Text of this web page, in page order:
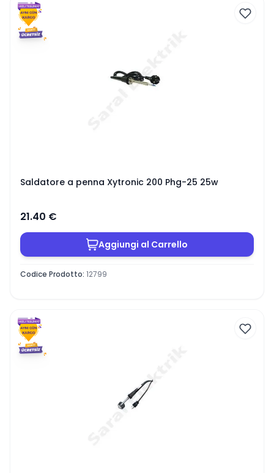
Saldatore a penna Xytronic 200 Phg-25 25w
21.40 €
Aggiungi al Carrello
Codice Prodotto: 12799